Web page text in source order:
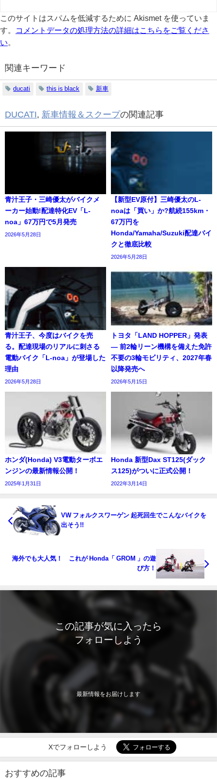
このサイトはスパムを低減するために Akismet を使っていま
す。
コメントデータの処理方法の詳細はこちらをご覧くださ
い
関連キーワード
ducati this is black 新車
DUCATI, 新車情報＆スクープの関連記事
青汁王子・三崎優太がバイクメ
ーカー始動!配達特化EV「L-
noa」67万円で5月発売
2026年5月28日
【新型EV原付】三崎優太のL-
noaは「買い」か?航続155km・
67万円を
Honda/Yamaha/Suzuki配達バイ
クと徹底比較
2026年5月28日
青汁王子、今度はバイクを売
る。配達現場のリアルに刺さる
電動バイク「L-noa」が登場した
理由
2026年5月28日
トヨタ「LAND HOPPER」発表
― 前2輪リーン機構を備えた免許
不要の3輪モビリティ、2027年春
以降発売へ
2026年5月15日
ホンダ(Honda) V3電動ターボエ
ンジンの最新情報公開！
2025年1月31日
Honda 新型Dax ST125(ダック
ス125)がついに正式公開！
2022年3月14日
VW フォルクスワーゲン 起死回生でこんなバイクを
出そう!!
海外でも大人気！ これが Honda「 GROM 」の遊
び方！
この記事が気に入ったら
フォローしよう
最新情報をお届けします
Xでフォローしよう
おすすめの記事